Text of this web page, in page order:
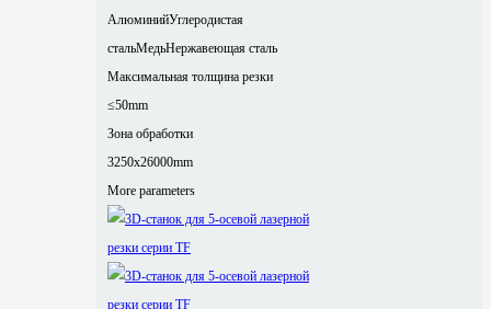
АлюминийУглеродистая
стальМедьНержавеющая сталь
Максимальная толщина резки
≤50mm
Зона обработки
3250x26000mm
More parameters